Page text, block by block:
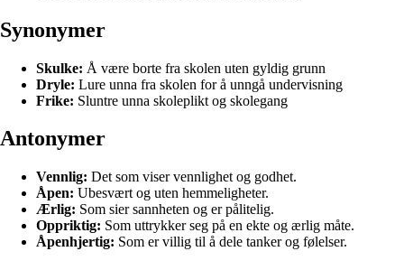
Synonymer
Skulke: Å være borte fra skolen uten gyldig grunn
Dryle: Lure unna fra skolen for å unngå undervisning
Frike: Sluntre unna skoleplikt og skolegang
Antonymer
Vennlig: Det som viser vennlighet og godhet.
Åpen: Ubesvært og uten hemmeligheter.
Ærlig: Som sier sannheten og er pålitelig.
Oppriktig: Som uttrykker seg på en ekte og ærlig måte.
Åpenhjertig: Som er villig til å dele tanker og følelser.